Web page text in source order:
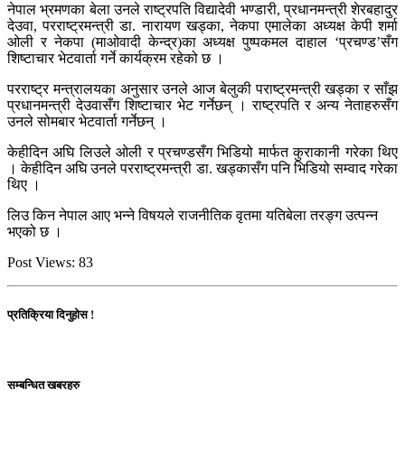
नेपाल भ्रमणका बेला उनले राष्ट्रपति विद्यादेवी भण्डारी, प्रधानमन्त्री शेरबहादुर
देउवा, परराष्ट्रमन्त्री डा. नारायण खड्का, नेकपा एमालेका अध्यक्ष केपी शर्मा
ओली र नेकपा (माओवादी केन्द्र)का अध्यक्ष पुष्पकमल दाहाल ‘प्रचण्ड’सँग
शिष्टाचार भेटवार्ता गर्ने कार्यक्रम रहेको छ ।
परराष्ट्र मन्त्रालयका अनुसार उनले आज बेलुकी पराष्ट्रमन्त्री खड्का र साँझ
प्रधानमन्त्री देउवासँग शिष्टाचार भेट गर्नेछन् । राष्ट्रपति र अन्य नेताहरुसँग
उनले सोमबार भेटवार्ता गर्नेछन् ।
केहीदिन अघि लिउले ओली र प्रचण्डसँग भिडियो मार्फत कुराकानी गरेका थिए
। केहीदिन अघि उनले परराष्ट्रमन्त्री डा. खड्कासँग पनि भिडियो सम्वाद गरेका
थिए ।
लिउ किन नेपाल आए भन्ने विषयले राजनीतिक वृतमा यतिबेला तरङ्ग उत्पन्न
भएको छ ।
Post Views: 83
प्रतिक्रिया दिनुहोस !
सम्बन्धित खबरहरु